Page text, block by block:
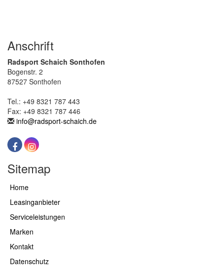
Anschrift
Radsport Schaich Sonthofen
Bogenstr. 2
87527 Sonthofen
Tel.: +49 8321 787 443
Fax: +49 8321 787 446
info@radsport-schaich.de
Sitemap
Home
Leasinganbieter
Serviceleistungen
Marken
Kontakt
Datenschutz